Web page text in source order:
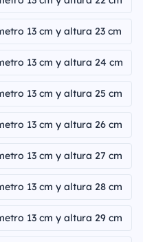
13 cm y altura 23 cm
13 cm y altura 24 cm
13 cm y altura 25 cm
13 cm y altura 26 cm
13 cm y altura 27 cm
13 cm y altura 28 cm
13 cm y altura 29 cm